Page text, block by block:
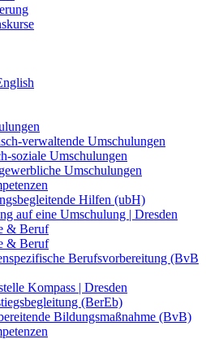
verwaltende Umschulungen
soziale Umschulungen
Umschulungen
Hilfen (ubH)
auf eine Umschulung | Dresden
& Beruf
& Beruf
Berufsvorbereitung (BvB
Kompass | Dresden
(BerEb)
Bildungsmaßnahme (BvB)